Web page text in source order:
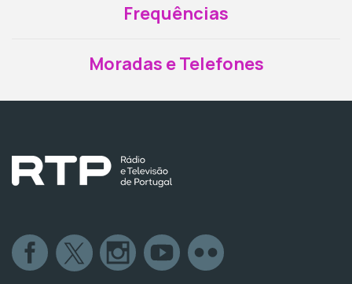
Frequências
Moradas e Telefones